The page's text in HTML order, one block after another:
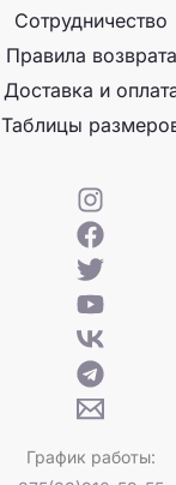
Сотрудничество
Правила возврата
Доставка и
Таблицы
График работы: